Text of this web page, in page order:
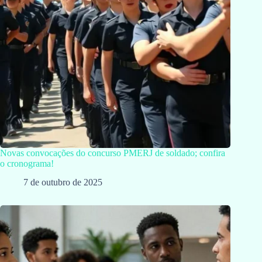
Novas convocações do concurso PMERJ de soldado; confira
o cronograma!
7 de outubro de 2025